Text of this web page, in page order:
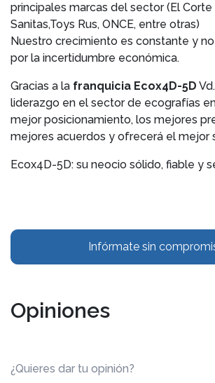
principales marcas del sector (El Corte
Sanitas,Toys Rus, ONCE, entre otras)
Nuestro crecimiento es constante y
por la incertidumbre económica.
Gracias a la franquicia Ecox4D-5D
liderazgo en el sector de ecografías
mejor posicionamiento, los mejores
mejores acuerdos y ofrecerá el mejor
Ecox4D-5D: su neocio sólido, fiable y
Infórmate sin
Opiniones
¿Quieres dar tu opinión?